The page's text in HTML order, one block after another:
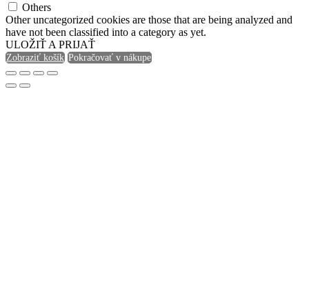
Others
Other uncategorized cookies are those that are being analyzed and
have not been classified into a category as yet.
ULOŽIŤ A PRIJAŤ
Zobraziť košík Pokračovať v nákupe